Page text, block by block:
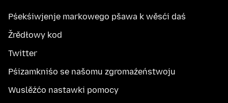
Pśekśiwjenje markowego pšawa k wěsći daś
Žrědłowy kod
Twitter
Pśizamkniśo se našomu zgromaźeństwoju
Wuslěźćo nastawki pomocy